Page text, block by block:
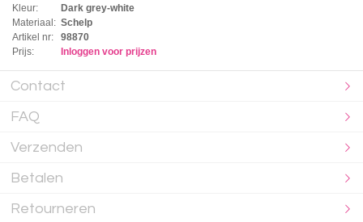
Kleur:
Dark grey-white
Materiaal: Schelp
Artikel nr:
98870
Prijs:
Inloggen voor prijzen
Contact
FAQ
Verzenden
Betalen
Retourneren